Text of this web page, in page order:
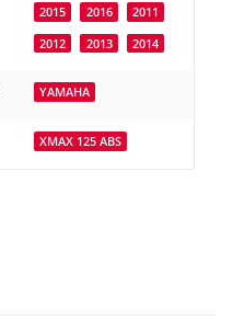
2015 2016 2011
2012 2013 2014
YAMAHA
XMAX 125 ABS